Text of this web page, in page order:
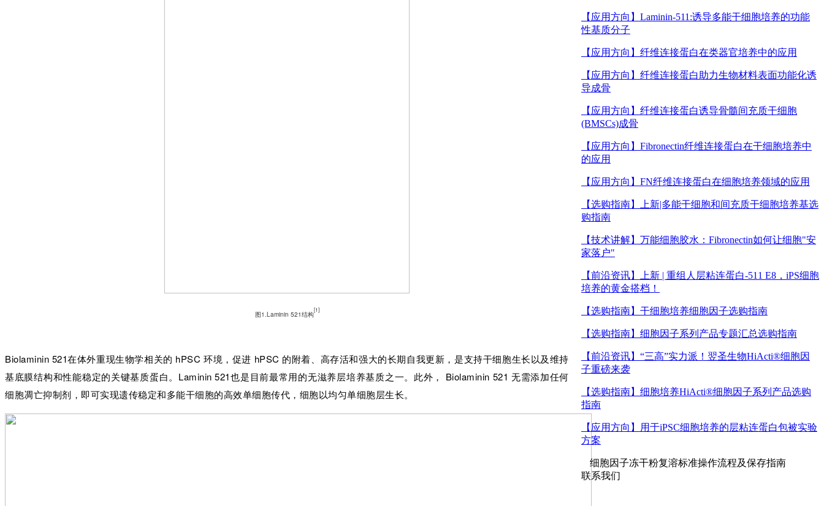
图1.Laminin 521结构
[1]
Biolaminin 521在体外重现生物学相关的 hPSC 环境，促进 hPSC 的附着、高存活和强大的长期自我更新，是支持干细胞生长以及维持
基底膜结构和性能稳定的关键基质蛋白。Laminin 521也是目前最常用的无滋养层培养基质之一。此外， Biolaminin 521 无需添加任何
细胞凋亡抑制剂，即可实现遗传稳定和多能干细胞的高效单细胞传代，细胞以均匀单细胞层生长。
【应用方向】 Laminin-511:诱导多能干细胞培养的功能
性基质分子
【应用方向】 纤维连接蛋白在类器官培养中的应用
【应用方向】 纤维连接蛋白助力生物材料表面功能化诱
导成骨
【应用方向】 纤维连接蛋白诱导骨髓间充质干细胞
(BMSCs)成骨
【应用方向】 Fibronectin纤维连接蛋白在干细胞培养中
的应用
【应用方向】 FN纤维连接蛋白在细胞培养领域的应用
【选购指南】
上新|多能干细胞和间充质干细胞培养基选
购指南
【技术讲解】 万能细胞胶水：Fibronectin如何让细胞"安
家落户"
【前沿资讯】
上新 | 重组人层粘连蛋白-511 E8，iPS细胞
培养的黄金搭档！
【选购指南】 干细胞培养细胞因子选购指南
【选购指南】 细胞因子系列产品专题汇总选购指南
【前沿资讯】 “三高”实力派！翌圣生物HiActi®细胞因
子重磅来袭
【选购指南】 细胞培养HiActi®细胞因子系列产品选购
指南
【应用方向】
用于iPSC细胞培养的层粘连蛋白包被实验
方案
细胞因子冻干粉复溶标准操作流程及保存指南
联系我们